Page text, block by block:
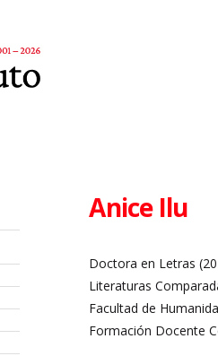
Anice Ilu
Doctora en Letras
Literaturas
Facultad de
Formación Docente